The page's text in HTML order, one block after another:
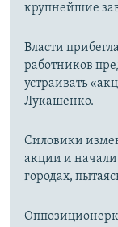
крупнейшие
Власти
работников
устраивать
Лукашенко.
Силовики
акции и начали
городах,